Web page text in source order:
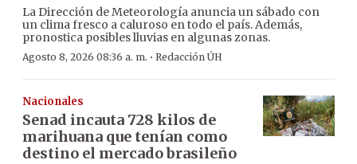
La Dirección de Meteorología anuncia un sábado con
un clima fresco a caluroso en todo el país. Además,
pronostica posibles lluvias en algunas zonas.
Agosto 8, 2026 08:36 a. m. · Redacción ÚH
Nacionales
Senad incauta 728 kilos de
marihuana que tenían como
destino el mercado brasileño